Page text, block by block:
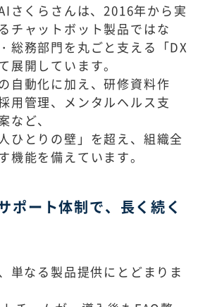
さくらさんは、2016年から実
チャットボット製品ではな
総務部門を丸ごと支える「DX
展開しています。
自動化に加え、研修資料作
用管理、メンタルヘルス支
など、
ひとりの壁」を超え、組織全
機能を備えています。
ポート体制で、長く続く
単なる製品提供にとどまりま